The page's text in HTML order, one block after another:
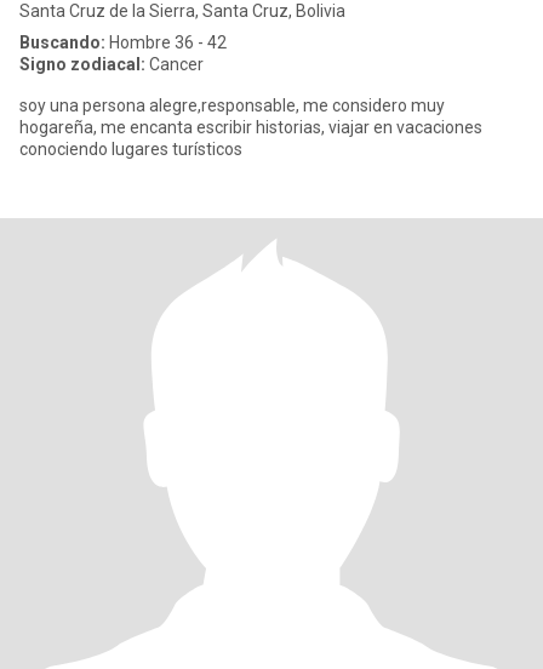
Santa Cruz de la Sierra, Santa Cruz, Bolivia
Buscando: Hombre 36 - 42
Signo zodiacal: Cancer
soy una persona alegre,responsable, me considero muy
hogareña, me encanta escribir historias, viajar en vacaciones
conociendo lugares turísticos